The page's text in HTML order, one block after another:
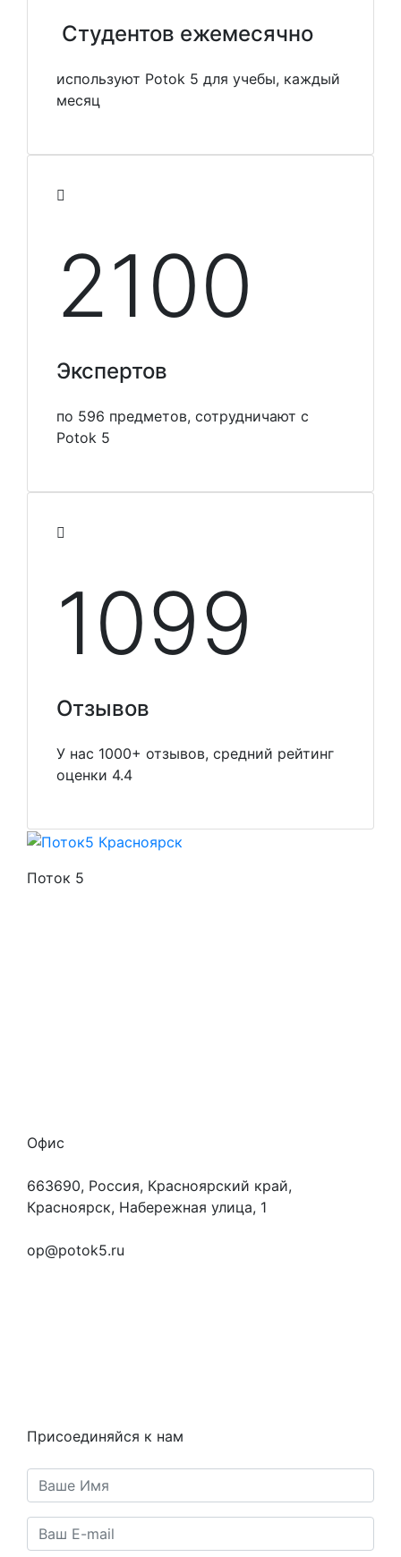
Студентов ежемесячно
используют Potok 5 для учебы, каждый
месяц
2100
Экспертов
по 596 предметов, сотрудничают с
Potok 5
1099
Отзывов
У нас 1000+ отзывов, средний рейтинг
оценки 4.4
Поток 5
Офис
663690, Россия, Красноярский край,
Красноярск, Набережная улица, 1
op@potok5.ru
Присоединяйся к нам